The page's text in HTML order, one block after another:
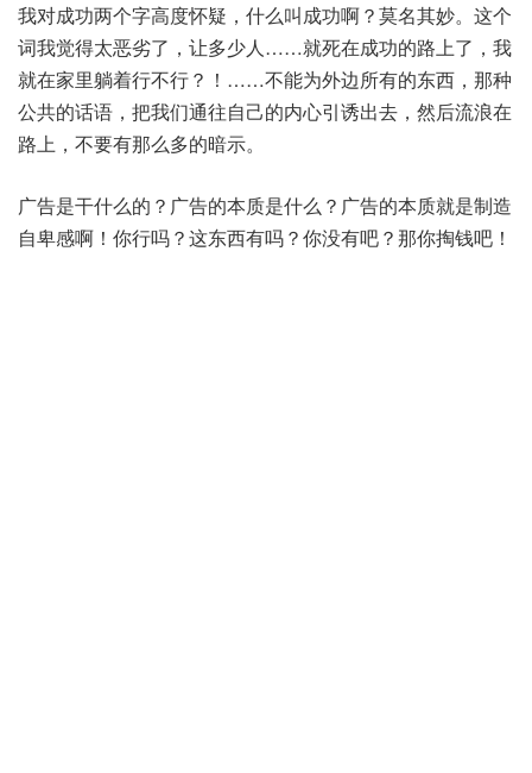
我对成功两个字高度怀疑，什么叫成功啊？莫名其妙。这个
词我觉得太恶劣了，让多少人……就死在成功的路上了，我
就在家里躺着行不行？！……不能为外边所有的东西，那种
公共的话语，把我们通往自己的内心引诱出去，然后流浪在
路上，不要有那么多的暗示。
广告是干什么的？广告的本质是什么？广告的本质就是制造
自卑感啊！你行吗？这东西有吗？你没有吧？那你掏钱吧！